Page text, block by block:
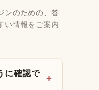
ンのための、答
い情報をご案内
に確認で